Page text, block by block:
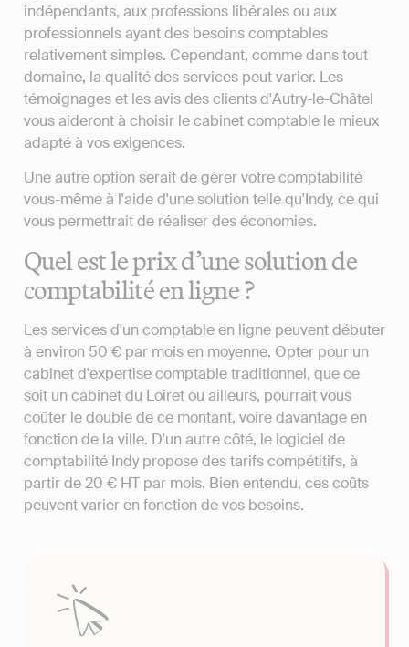
indépendants, aux professions libérales ou aux
professionnels ayant des besoins comptables
relativement simples. Cependant, comme dans tout
domaine, la qualité des services peut varier. Les
témoignages et les avis des clients d'Autry-le-Châtel
vous aideront à choisir le cabinet comptable le mieux
adapté à vos exigences.
Une autre option serait de gérer votre comptabilité
vous-même à l'aide d'une solution telle qu'Indy, ce qui
vous permettrait de réaliser des économies.
Quel est le prix d’une solution de
comptabilité en ligne ?
Les services d'un comptable en ligne peuvent débuter
à environ 50 € par mois en moyenne. Opter pour un
cabinet d'expertise comptable traditionnel, que ce
soit un cabinet du Loiret ou ailleurs, pourrait vous
coûter le double de ce montant, voire davantage en
fonction de la ville. D'un autre côté, le logiciel de
comptabilité Indy propose des tarifs compétitifs, à
partir de 20 € HT par mois. Bien entendu, ces coûts
peuvent varier en fonction de vos besoins.